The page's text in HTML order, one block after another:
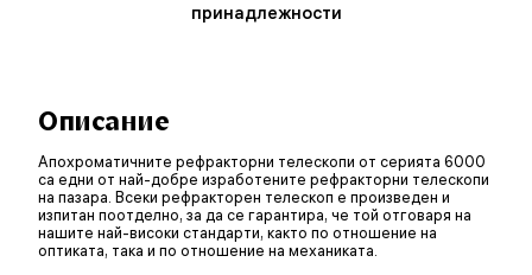
принадлежности
Описание
Апохроматичните рефракторни телескопи от серията 6000
са едни от най-добре изработените рефракторни телескопи
на пазара. Всеки рефракторен телескоп е произведен и
изпитан поотделно, за да се гарантира, че той отговаря на
нашите най-високи стандарти, както по отношение на
оптиката, така и по отношение на механиката.